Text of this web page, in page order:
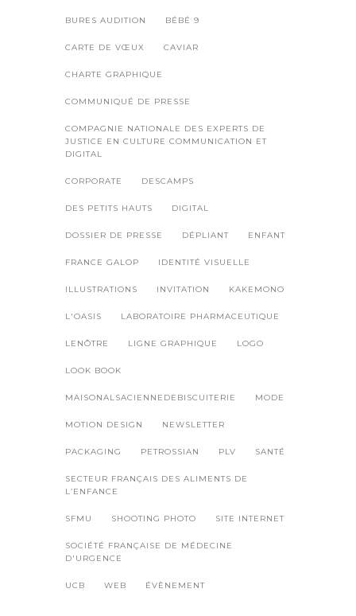
BURES AUDITION BÉBÉ 9
CARTE DE VŒUX CAVIAR
CHARTE GRAPHIQUE
COMMUNIQUÉ DE PRESSE
COMPAGNIE NATIONALE DES EXPERTS DE
JUSTICE EN CULTURE COMMUNICATION ET
DIGITAL
CORPORATE DESCAMPS
DES PETITS HAUTS DIGITAL
DOSSIER DE PRESSE DÉPLIANT ENFANT
FRANCE GALOP IDENTITÉ VISUELLE
ILLUSTRATIONS INVITATION KAKEMONO
L'OASIS LABORATOIRE PHARMACEUTIQUE
LENÔTRE LIGNE GRAPHIQUE LOGO
LOOK BOOK
MAISONALSACIENNEDEBISCUITERIE MODE
MOTION DESIGN NEWSLETTER
PACKAGING PETROSSIAN PLV SANTÉ
SECTEUR FRANÇAIS DES ALIMENTS DE
L’ENFANCE
SFMU SHOOTING PHOTO SITE INTERNET
SOCIÉTÉ FRANÇAISE DE MÉDECINE
D'URGENCE
UCB WEB ÉVÈNEMENT